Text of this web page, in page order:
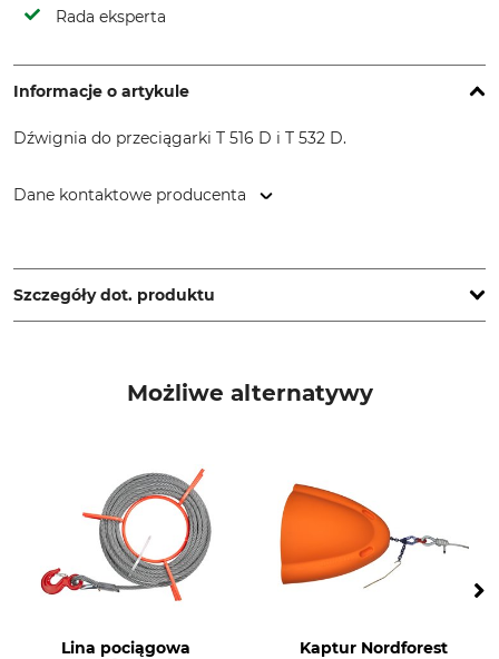
Rada eksperta
Informacje o artykule
Dźwignia do przeciągarki T 516 D i T 532 D.
Dane kontaktowe producenta
Luxembourg, www.tractel.com
Szczegóły dot. produktu
Możliwe alternatywy
Lina pociągowa
Kaptur Nordforest